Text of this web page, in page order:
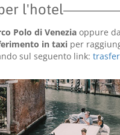
l'hotel
Polo di Venezia oppure
in taxi per
sul seguento link: